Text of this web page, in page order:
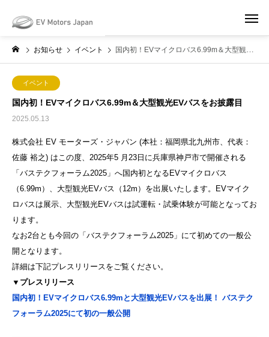
お知らせ イベント 国内初！EVマイクロバス6.99m＆大型観光EVバスをお披露目
イベント
国内初！EVマイクロバス6.99m＆大型観光EVバスをお披露目
2025.05.13
株式会社 EV モーターズ・ジャパン (本社：福岡県北九州市、代表：
佐藤 裕之) はこの度、2025年5 月23日に兵庫県神戸市で開催される
「バステクフォーラム2025」へ国内初となるEVマイクロバス
（6.99m）、大型観光EVバス（12m）を出展いたします。EVマイク
ロバスは展示、大型観光EVバスは試運転・試乗体験が可能となってお
ります。
なお2台とも今回の「バステクフォーラム2025」にて初めての一般公
開となります。
詳細は下記プレスリリースをご覧ください。
▼プレスリリース
国内初！EVマイクロバス6.99mと大型観光EVバスを出展！ バステク
フォーラム2025にて初の一般公開
seriously. Please see our privacy policy for details and any questions.
Yes